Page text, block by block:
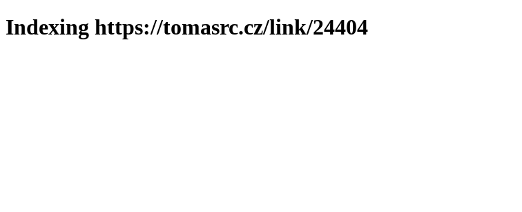
Indexing https://tomasrc.cz/link/24404